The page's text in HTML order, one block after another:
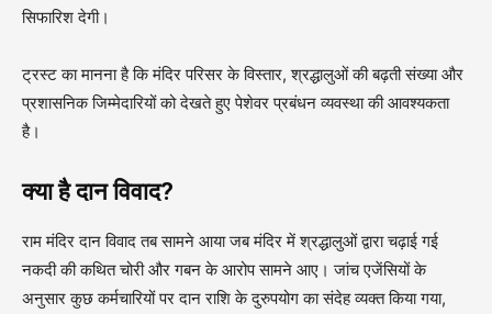
सिफारिश देगी।
ट्रस्ट का मानना है कि मंदिर परिसर के विस्तार, श्रद्धालुओं की बढ़ती संख्या और
प्रशासनिक जिम्मेदारियों को देखते हुए पेशेवर प्रबंधन व्यवस्था की आवश्यकता
है।
क्या है दान विवाद?
राम मंदिर दान विवाद तब सामने आया जब मंदिर में श्रद्धालुओं द्वारा चढ़ाई गई
नकदी की कथित चोरी और गबन के आरोप सामने आए। जांच एजेंसियों के
अनुसार कुछ कर्मचारियों पर दान राशि के दुरुपयोग का संदेह व्यक्त किया गया,